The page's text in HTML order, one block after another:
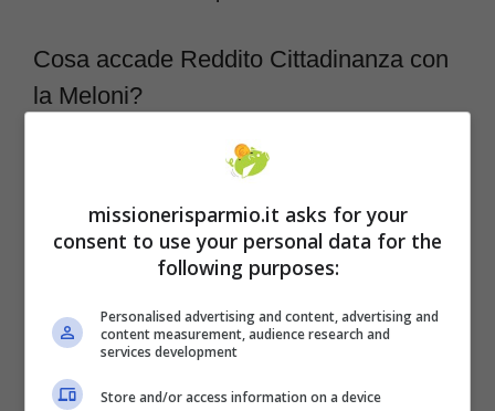
Cosa accade Reddito Cittadinanza con
la Meloni?
Fratelli d’Italia non ha alcuna voglia di fare
cittadinanza. Se la Meloni ha dichiarato di
non volerlo cancellare ma destinarlo solo alle
diversi esponenti del partito hanno dichiarato
che l’obiettivo nel tempo è quello di abrogare
missionerisparmio.it asks for your
consent to use your personal data for the
following purposes:
Personalised advertising and content, advertising and
content measurement, audience research and
services development
Store and/or access information on a device